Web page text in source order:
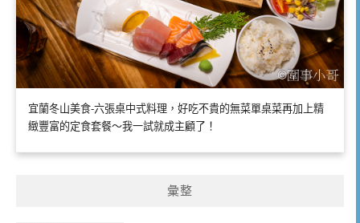
宜蘭冬山美食-六張桌中式料理，好吃不貴的無菜單桌菜再加上精
緻豐富的定食套餐～我一試就成主顧了！
彙整